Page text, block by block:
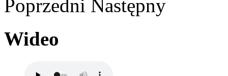
Poprzedni Następny
Wideo